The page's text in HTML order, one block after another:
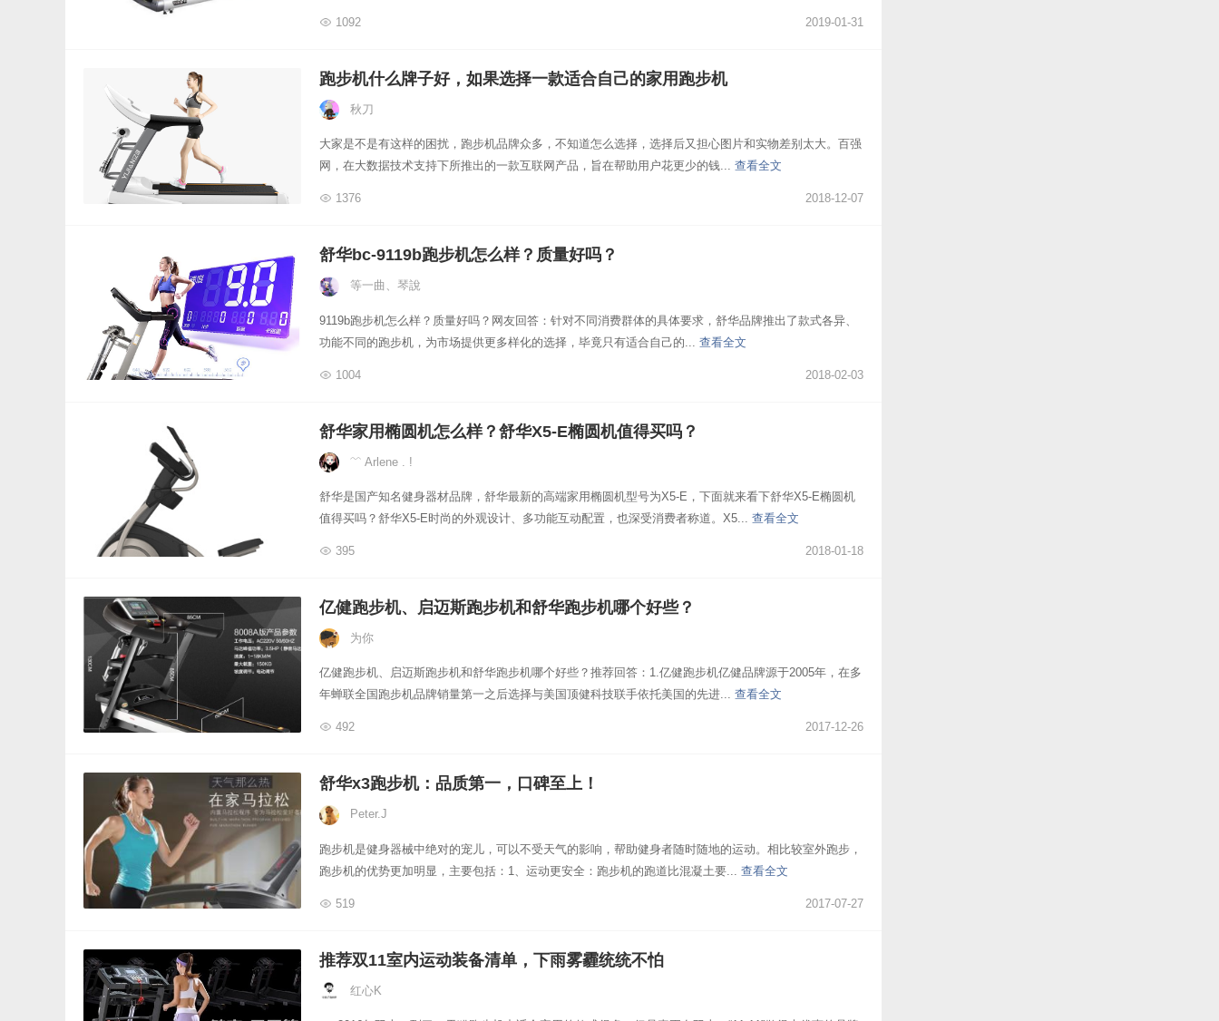
1092 2019-01-31
跑步机什么牌子好，如果选择一款适合自己的家用跑步机
秋刀
大家是不是有这样的困扰，跑步机品牌众多，不知道怎么选择，选择后又担心图片和实物差别太大。百强
网，在大数据技术支持下所推出的一款互联网产品，旨在帮助用户花更少的钱... 查看全文
1376 2018-12-07
舒华bc-9119b跑步机怎么样？质量好吗？
等一曲、琴說
9119b跑步机怎么样？质量好吗？网友回答：针对不同消费群体的具体要求，舒华品牌推出了款式各异、
功能不同的跑步机，为市场提供更多样化的选择，毕竟只有适合自己的... 查看全文
1004 2018-02-03
舒华家用椭圆机怎么样？舒华X5-E椭圆机值得买吗？
﹌ Arlene . !
舒华是国产知名健身器材品牌，舒华最新的高端家用椭圆机型号为X5-E，下面就来看下舒华X5-E椭圆机
值得买吗？舒华X5-E时尚的外观设计、多功能互动配置，也深受消费者称道。X5... 查看全文
395 2018-01-18
亿健跑步机、启迈斯跑步机和舒华跑步机哪个好些？
为你
亿健跑步机、启迈斯跑步机和舒华跑步机哪个好些？推荐回答：1.亿健跑步机亿健品牌源于2005年，在多
年蝉联全国跑步机品牌销量第一之后选择与美国顶健科技联手依托美国的先进... 查看全文
492 2017-12-26
舒华x3跑步机：品质第一，口碑至上！
Peter.J
跑步机是健身器械中绝对的宠儿，可以不受天气的影响，帮助健身者随时随地的运动。相比较室外跑步，
跑步机的优势更加明显，主要包括：1、运动更安全：跑步机的跑道比混凝土要... 查看全文
519 2017-07-27
推荐双11室内运动装备清单，下雨雾霾统统不怕
红心K